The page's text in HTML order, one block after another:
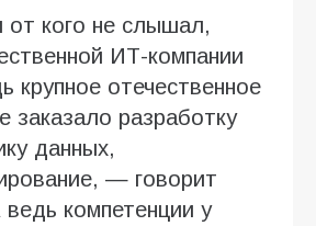
от кого не слышал,
ИТ-компании
крупное отечественное
заказало разработку
данных,
— говорит
компетенции у